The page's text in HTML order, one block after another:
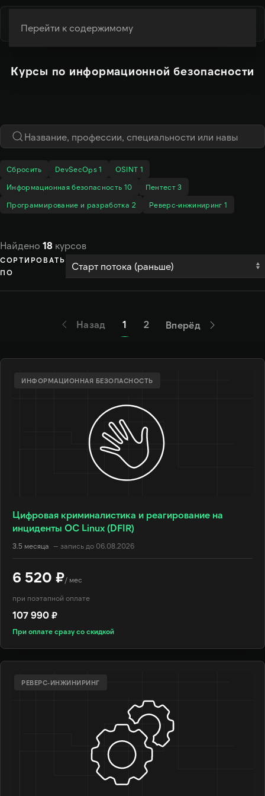
Перейти к содержимому
Курсы по информационной безопасности
Сбросить DevSecOps1 OSINT 1
Информационная безопасность 10 Пентест3
Программирование и разработка 2 Реверс-инжиниринг1
Найдено 18 курсов
СОРТИРОВАТЬ
ПО
Назад 1 2 Вперёд
ИНФОРМАЦИОННАЯ БЕЗОПАСНОСТЬ
Цифровая криминалистика и реагирование на
инциденты ОС Linux (DFIR)
3.5 месяца — запись до 06.08.2026
6 520 ₽/ мес
при поэтапной оплате
107 990 ₽
При оплате сразу со скидкой
РЕВЕРС-ИНЖИНИРИНГ